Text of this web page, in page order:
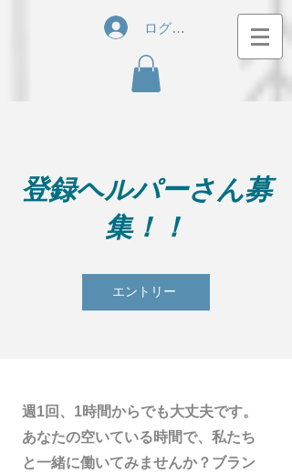
ログイン
登録ヘルパーさん募
集！！
エントリー
週1回、1時間からでも大丈夫です。
あなたの空いている時間で、私たち
と一緒に働いてみませんか？ブラン